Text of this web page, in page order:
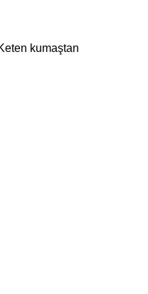
kumaştan